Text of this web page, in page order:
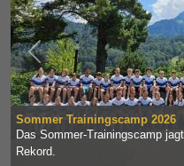
Sommer Trainingscamp 2026
Das Sommer-Trainingscamp
Rekord.
Vorherige